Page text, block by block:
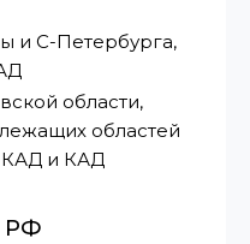
и С-Петербурга,
области,
областей
и КАД
РФ